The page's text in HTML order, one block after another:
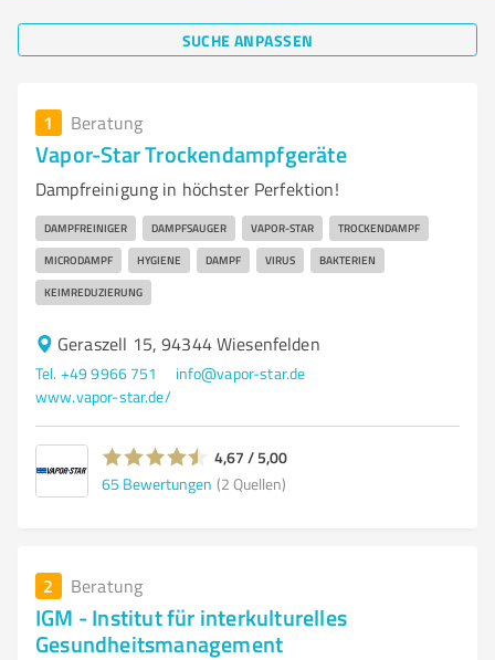
SUCHE ANPASSEN
1 Beratung
Vapor-Star Trockendampfgeräte
Dampfreinigung in höchster Perfektion!
DAMPFREINIGER DAMPFSAUGER VAPOR-STAR TROCKENDAMPF
MICRODAMPF HYGIENE DAMPF VIRUS BAKTERIEN
KEIMREDUZIERUNG
Geraszell 15, 94344 Wiesenfelden
Tel. +49 9966 751
info@vapor-star.de
www.vapor-star.de/
4,67 / 5,00
65 Bewertungen (2 Quellen)
2 Beratung
IGM - Institut für interkulturelles
Gesundheitsmanagement